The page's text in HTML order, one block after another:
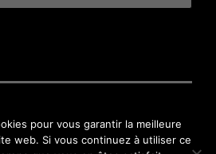
pour vous garantir la meilleure
web. Si vous continuez à utiliser ce